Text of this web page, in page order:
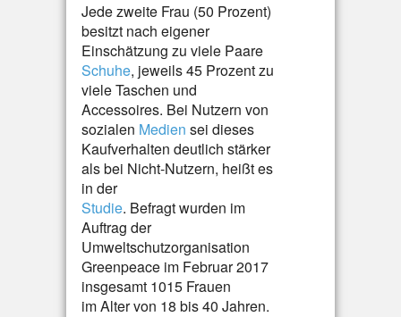
Jede zweite Frau (50 Prozent)
besitzt nach eigener
Einschätzung zu viele Paare
Schuhe, jeweils 45 Prozent zu
viele Taschen und
Accessoires. Bei Nutzern von
sozialen Medien sei dieses
Kaufverhalten deutlich stärker
als bei Nicht-Nutzern, heißt es
in der
Studie. Befragt wurden im
Auftrag der
Umweltschutzorganisation
Greenpeace im Februar 2017
insgesamt 1015 Frauen
im Alter von 18 bis 40 Jahren.